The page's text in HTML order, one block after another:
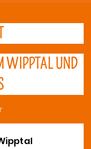
WIPPTAL UND